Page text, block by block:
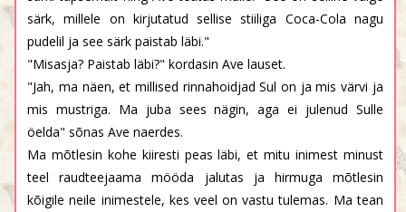
särk, millele on kirjutatud sellise stiiliga Coca-Cola nagu
pudelil ja see särk paistab läbi."
"Misasja? Paistab läbi?" kordasin Ave lauset.
"Jah, ma näen, et millised rinnahoidjad Sul on ja mis värvi ja
mis mustriga. Ma juba sees nägin, aga ei julenud Sulle
öelda" sõnas Ave naerdes.
Ma mõtlesin kohe kiiresti peas läbi, et mitu inimest minust
teel raudteejaama mööda jalutas ja hirmuga mõtlesin
kõigile neile inimestele, kes veel on vastu tulemas. Ma tean